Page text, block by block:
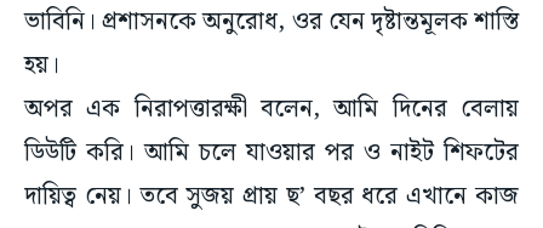
ভাবিনি। প্রশাসনকে অনুরোধ, ওর যেন দৃষ্টান্তমূলক শাস্তি
হয়।
অপর এক নিরাপত্তারক্ষী বলেন, আমি দিনের বেলায়
ডিউটি করি। আমি চলে যাওয়ার পর ও নাইট শিফটের
দায়িত্ব নেয়। তবে সুজয় প্রায় ছ’ বছর ধরে এখানে কাজ